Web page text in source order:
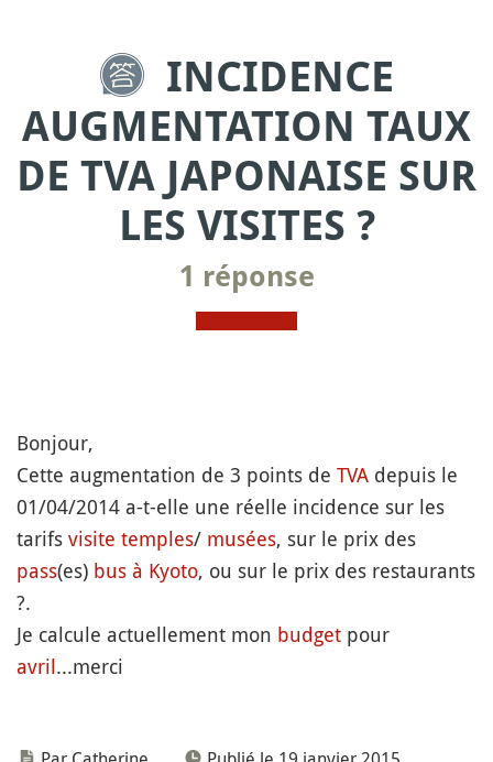
INCIDENCE
AUGMENTATION TAUX
DE TVA JAPONAISE SUR
LES VISITES ?
1 réponse
Bonjour,
Cette augmentation de 3 points de TVA depuis le
01/04/2014 a-t-elle une réelle incidence sur les
tarifs visite temples/ musées, sur le prix des
pass(es) bus à Kyoto, ou sur le prix des restaurants
?.
Je calcule actuellement mon budget pour
avril...merci